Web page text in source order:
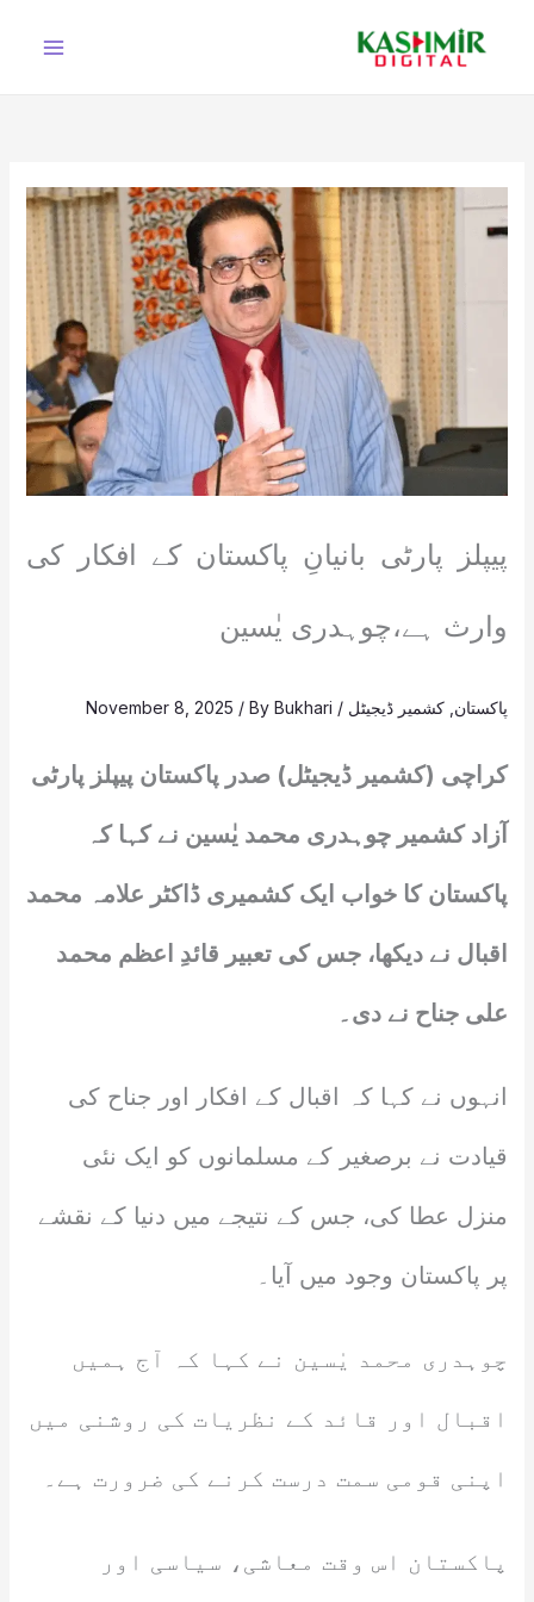
پیپلز پارٹی بانیانِ پاکستان کے افکار کی
وارث ہے،چوہدری یٰسین
پاکستان کشمیر ڈیجیٹل /
November 8, 2025 / ByBukhari
کراچی (کشمیر ڈیجیٹل) صدر پاکستان پیپلز پارٹی
آزاد کشمیر چوہدری محمد یٰسین نے کہا کہ
پاکستان کا خواب ایک کشمیری ڈاکٹر علامہ محمد
اقبال نے دیکھا، جس کی تعبیر قائدِ اعظم محمد
علی جناح نے دی۔
انہوں نے کہا کہ اقبال کے افکار اور جناح کی
قیادت نے برصغیر کے مسلمانوں کو ایک نئی
منزل عطا کی، جس کے نتیجے میں دنیا کے نقشے
پر پاکستان وجود میں آیا۔
چوہدری محمد یٰسین نے کہا کہ آج ہمیں
اقبال اور قائد کے نظریات کی روشنی میں
اپنی قومی سمت درست کرنے کی ضرورت ہے۔
پاکستان اس وقت معاشی، سیاسی اور